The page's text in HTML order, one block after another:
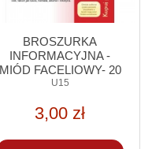
BROSZURKA
INFORMACYJNA -
MIÓD FACELIOWY- 20
SZT.
U15
3,00 zł